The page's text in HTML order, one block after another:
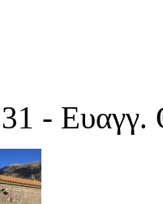
- Ευαγγ.